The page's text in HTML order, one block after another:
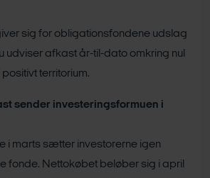
sig for obligationsfondene udslag
udviser afkast år-til-dato omkring nul
territorium.
sender investeringsformuen i
i marts sætter investorerne igen
fonde. Nettokøbet beløber sig i april